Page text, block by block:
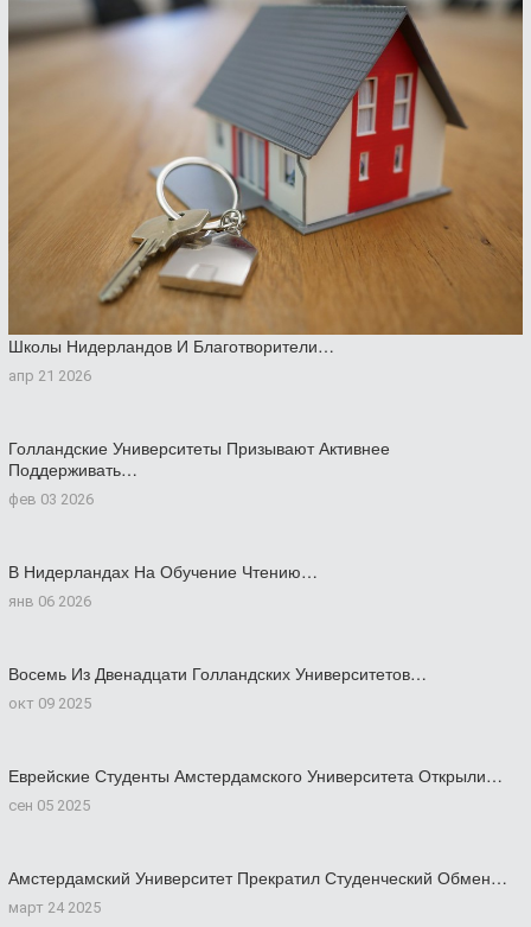
Школы Нидерландов И Благотворители…
апр 21 2026
Голландские Университеты Призывают Активнее
Поддерживать…
фев 03 2026
В Нидерландах На Обучение Чтению…
янв 06 2026
Восемь Из Двенадцати Голландских Университетов…
окт 09 2025
Еврейские Студенты Амстердамского Университета Открыли…
сен 05 2025
Амстердамский Университет Прекратил Студенческий Обмен…
март 24 2025